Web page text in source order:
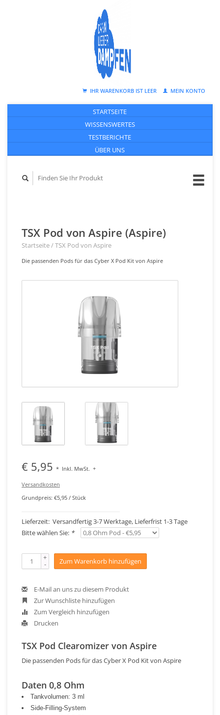
IHR WARENKORB IST LEER MEIN KONTO
STARTSEITE
WISSENSWERTES
TESTBERICHTE
ÜBER UNS
TSX Pod von Aspire (Aspire)
Startseite/TSX Pod von Aspire
Die passenden Pods für das Cyber X Pod Kit von Aspire
€ 5,95 * Inkl. MwSt. +
Versandkosten
Grundpreis: €5,95 / Stück
Lieferzeit: Versandfertig 3-7 Werktage, Lieferfrist 1-3 Tage
Bitte wählen Sie: *
+
- Zum Warenkorb hinzufügen
E-Mail an uns zu diesem Produkt
Zur Wunschliste hinzufügen
Zum Vergleich hinzufügen
Drucken
TSX Pod Clearomizer von Aspire
Die passenden Pods für das Cyber X Pod Kit von Aspire
Daten 0,8 Ohm
Tankvolumen: 3 ml
Side-Filling-System